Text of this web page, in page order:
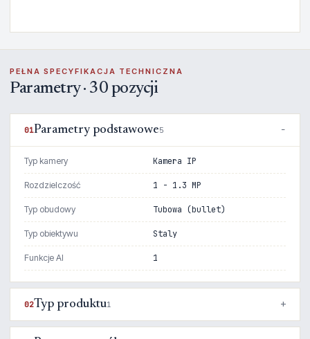
PEŁNA SPECYFIKACJA TECHNICZNA
Parametry · 30 pozycji
01Parametry podstawowe5
Typ kamery Kamera IP
Rozdzielczość 1 - 1.3 MP
Typ obudowy Tubowa (bullet)
Typ obiektywu Staly
Funkcje AI 1
02Typ produktu1